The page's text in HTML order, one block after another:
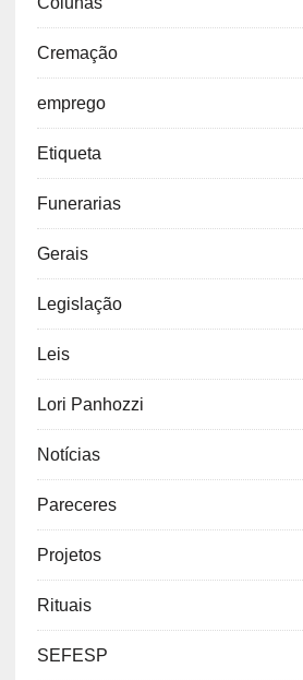
Cremação
emprego
Etiqueta
Funerarias
Gerais
Legislação
Leis
Lori Panhozzi
Notícias
Pareceres
Projetos
Rituais
SEFESP